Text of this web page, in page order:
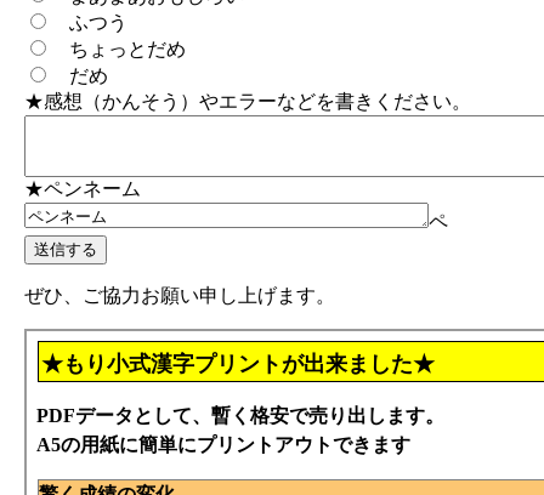
ふつう
ちょっとだめ
だめ
★感想（かんそう）やエラーなどを書きください。
★ペンネーム
ペ
ぜひ、ご協力お願い申し上げます。